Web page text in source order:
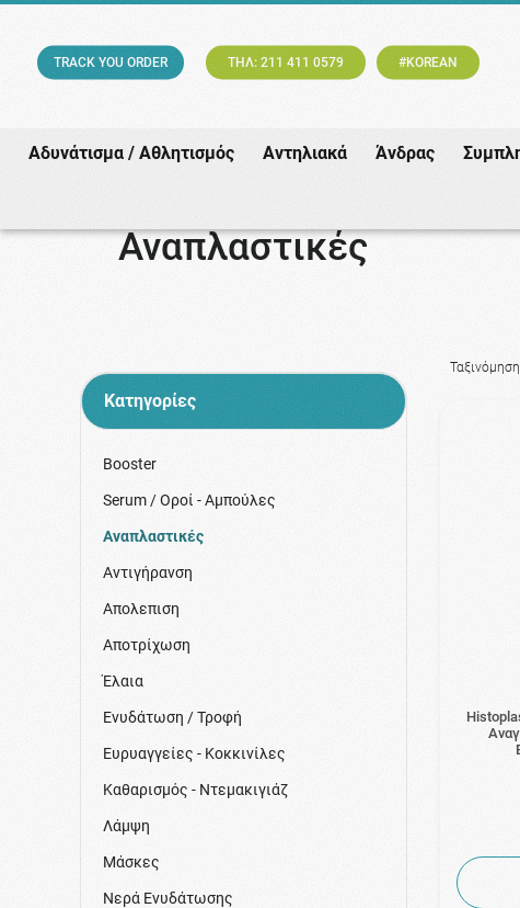
TRACK YOU ORDER ΤΗΛ: 211 411 0579 #KOREAN
Αδυνάτισμα / Αθλητισμός Αντηλιακά Άνδρας
Αναπλαστικές
Κατηγορίες
Booster
Serum / Οροί - Αμπούλες
Αναπλαστικές
Αντιγήρανση
Απολεπιση
Αποτρίχωση
Έλαια
Ενυδάτωση / Τροφή
Ευρυαγγείες - Κοκκινίλες
Καθαρισμός - Ντεμακιγιάζ
Λάμψη
Μάσκες
Νερά Ενυδάτωσης
Ταξινόμηση